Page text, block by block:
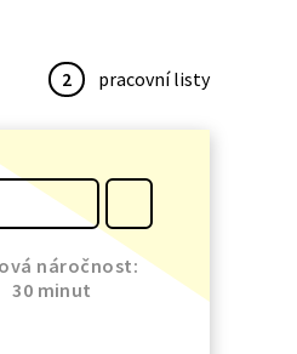
2 pracovní listy
náročnost:
30 minut